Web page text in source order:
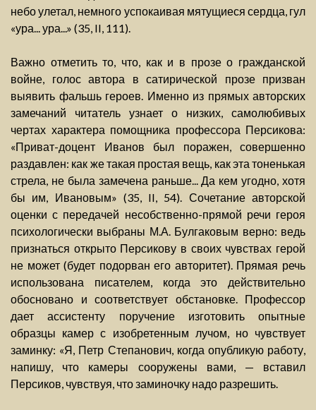
небо улетал, немного успокаивая мятущиеся сердца, гул
«ура... ура...» (35, II, 111).
Важно отметить то, что, как и в прозе о гражданской
войне, голос автора в сатирической прозе призван
выявить фальшь героев. Именно из прямых авторских
замечаний читатель узнает о низких, самолюбивых
чертах характера помощника профессора Персикова:
«Приват-доцент Иванов был поражен, совершенно
раздавлен: как же такая простая вещь, как эта тоненькая
стрела, не была замечена раньше... Да кем угодно, хотя
бы им, Ивановым» (35, II, 54). Сочетание авторской
оценки с передачей несобственно-прямой речи героя
психологически выбраны М.А. Булгаковым верно: ведь
признаться открыто Персикову в своих чувствах герой
не может (будет подорван его авторитет). Прямая речь
использована писателем, когда это действительно
обосновано и соответствует обстановке. Профессор
дает ассистенту поручение изготовить опытные
образцы камер с изобретенным лучом, но чувствует
заминку: «Я, Петр Степанович, когда опубликую работу,
напишу, что камеры сооружены вами, — вставил
Персиков, чувствуя, что заминочку надо разрешить.